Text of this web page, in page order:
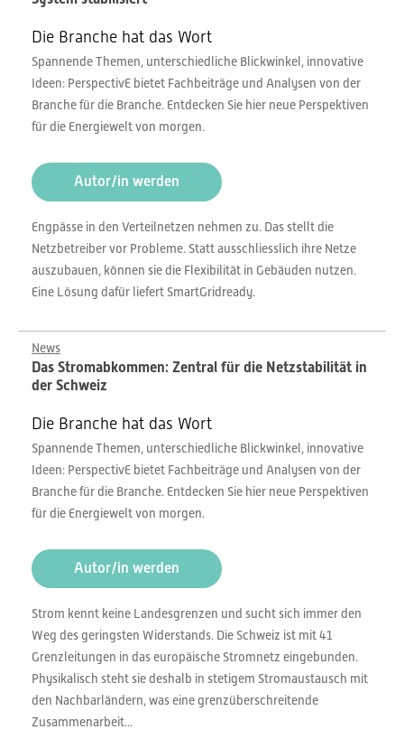
Die Branche hat das Wort
Spannende Themen, unterschiedliche Blickwinkel, innovative
Ideen: PerspectivE bietet Fachbeiträge und Analysen von der
Branche für die Branche. Entdecken Sie hier neue Perspektiven
für die Energiewelt von morgen.
Autor/in werden
Engpässe in den Verteilnetzen nehmen zu. Das stellt die
Netzbetreiber vor Probleme. Statt ausschliesslich ihre Netze
auszubauen, können sie die Flexibilität in Gebäuden nutzen.
Eine Lösung dafür liefert SmartGridready.
News
Das Stromabkommen: Zentral für die Netzstabilität in
der Schweiz
Die Branche hat das Wort
Spannende Themen, unterschiedliche Blickwinkel, innovative
Ideen: PerspectivE bietet Fachbeiträge und Analysen von der
Branche für die Branche. Entdecken Sie hier neue Perspektiven
für die Energiewelt von morgen.
Autor/in werden
Strom kennt keine Landesgrenzen und sucht sich immer den
Weg des geringsten Widerstands. Die Schweiz ist mit 41
Grenzleitungen in das europäische Stromnetz eingebunden.
Physikalisch steht sie deshalb in stetigem Stromaustausch mit
den Nachbarländern, was eine grenzüberschreitende
Zusammenarbeit...